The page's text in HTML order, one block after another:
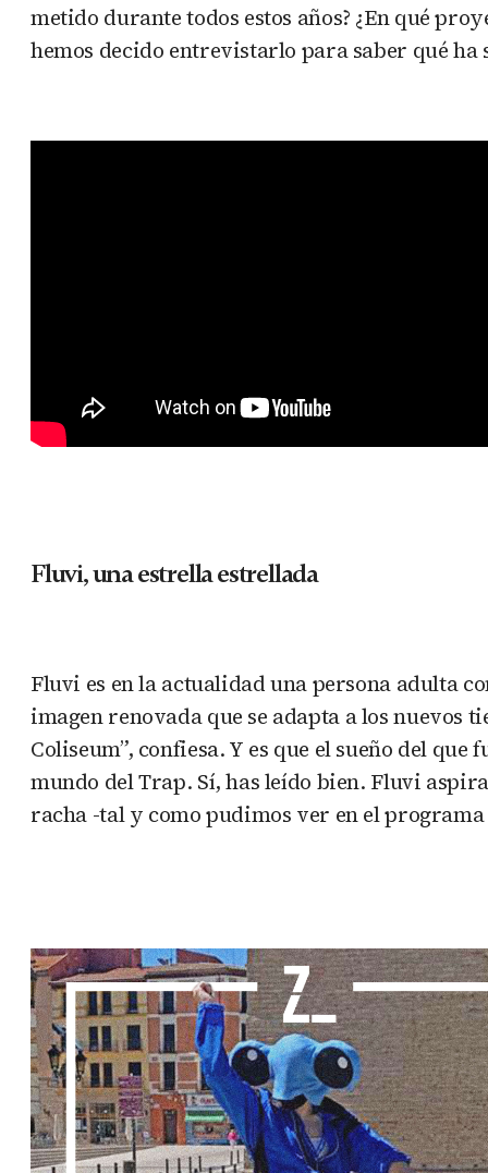
metido durante todos estos años? ¿En qué
hemos decido entrevistarlo para saber qué
Fluvi, una estrella estrellada
Fluvi es en la actualidad una persona adulta
imagen renovada que se adapta a los nuevos
Coliseum”, confiesa. Y es que el sueño del
mundo del Trap. Sí, has leído bien. Fluvi
racha -tal y como pudimos ver en el